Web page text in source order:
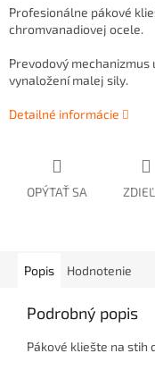
Profesionálne pákové
chromvanadiovej ocele.
Prevodový
vynaložení malej sily.
Detailné informácie
OPÝTAŤ SA
Popis Hodnotenie
Podrobný popis
Pákové kliešte na stih